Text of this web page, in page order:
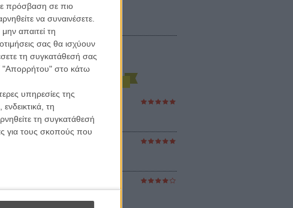
πρόσβαση σε πιο
να συναινέσετε.
απαιτεί τη
σας θα ισχύουν
τη συγκατάθεσή σας
"Απορρήτου" στο κάτω
υπηρεσίες της
τη
τη συγκατάθεσή
για τους σκοπούς που
Αρμονίες Βερκμάιστερ
Harmonies
Ταρ
Odyssey
Νόλαν